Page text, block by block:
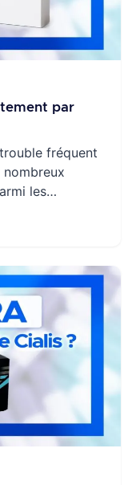
par
fréquent
les
à usage
classiques
ce